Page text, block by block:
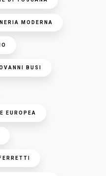
MODERNA
BUSI
EUROPEA